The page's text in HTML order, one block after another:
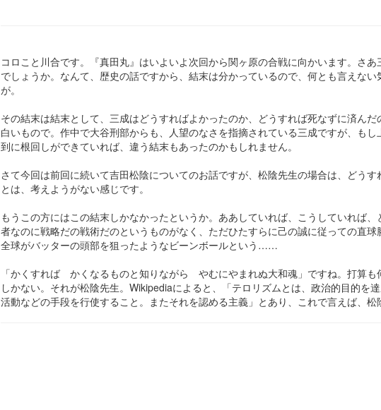
コロこと川合です。『真田丸』はいよいよ次回から関ヶ原の合戦に向かいます。さ
でしょうか。なんて、歴史の話ですから、結末は分かっているので、何とも言えな
が。
その結末は結末として、三成はどうすればよかったのか、どうすれば死なずに済ん
白いもので。作中で大谷刑部からも、人望のなさを指摘されている三成ですが、も
到に根回しができていれば、違う結末もあったのかもしれません。
さて今回は前回に続いて吉田松陰についてのお話ですが、松陰先生の場合は、どう
とは、考えようがない感じです。
もうこの方にはこの結末しかなかったというか。ああしていれば、こうしていれば
者なのに戦略だの戦術だのというものがなく、ただひたすらに己の誠に従っての直
全球がバッターの頭部を狙ったようなビーンボールという……
「かくすれば かくなるものと知りながら やむにやまれぬ大和魂」ですね。打算も
しかない。それが松陰先生。Wikipediaによると、「テロリズムとは、政治的目的を
活動などの手段を行使すること。またそれを認める主義」とあり、これで言えば、松